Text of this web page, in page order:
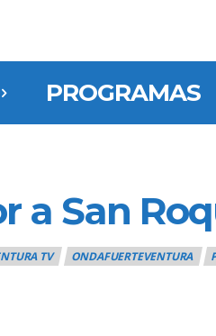
PROGRAMAS
a San
TV ONDAFUERTEVENTURA